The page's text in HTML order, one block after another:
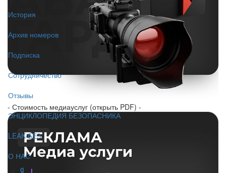
История
Архив номеров
Подписка
Сотрудничество
Отзывы
ЭНЦИКЛОПЕДИЯ БЕЗОПАСНИКА
LEAK-БЕЗ
О НАС
- Стоимость медиауслуг (открыть PDF) -